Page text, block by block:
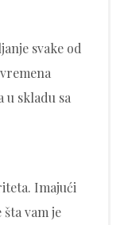
svake od
u skladu sa
Imajući
vam je